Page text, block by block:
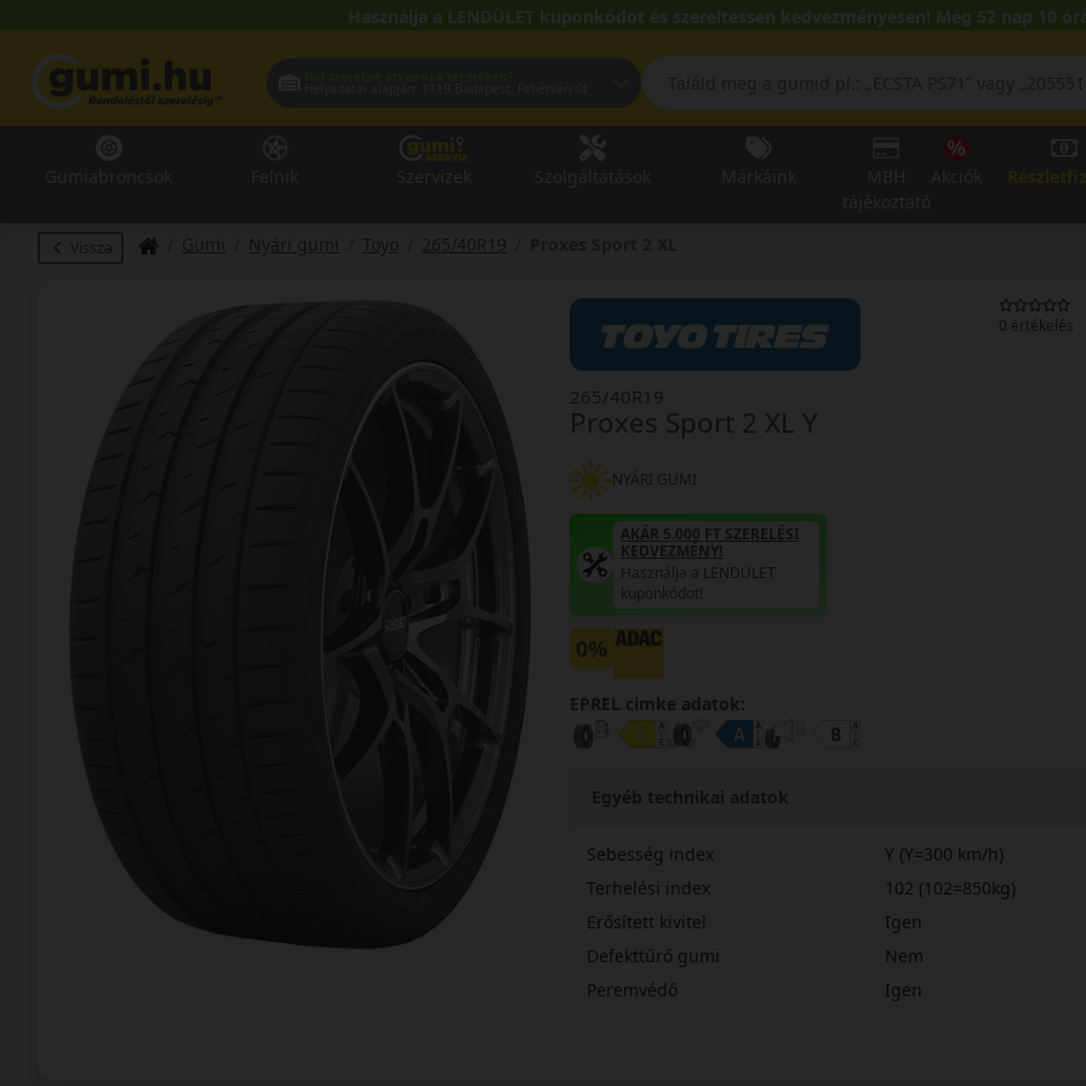
Használja a LENDÜLET kuponkódot és szereltessen kedvezményesen! Még 52 nap 10
Vissza Gumi Nyári gumi Toyo 265/40R19
0 értékelés
Proxes Sport 2 XL Y
265/40R19
NYÁRI GUMI
AKÁR 5.000 FT SZERELÉSI
KEDVEZMÉNY!
Használja a LENDÜLET
kuponkódot!
0%
EPREL cimke adatok:
Egyéb technikai adatok
Sebesség index
Y (Y=300 km/h)
Terhelési index
102 (102=850kg)
Erősített kivitel
Igen
Defekttűrő gumi
Nem
Peremvédő
Igen